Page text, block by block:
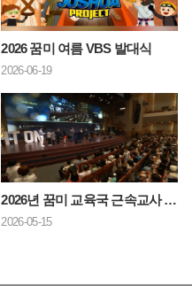
2026 꿈미 여름 VBS 발대식
2026-06-19
2026년 꿈미 교육국 근속교사 시상식
2026-05-15